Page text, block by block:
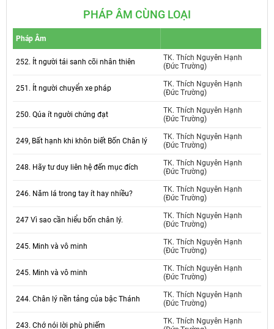
PHÁP ÂM CÙNG LOẠI
Pháp Âm
252. Ít người tái sanh cõi nhân thiên
TK. Thích Nguyên Hạnh
(Đức Trường)
251. Ít người chuyển xe pháp
TK. Thích Nguyên Hạnh
(Đức Trường)
250. Qúa ít người chứng đạt
TK. Thích Nguyên Hạnh
(Đức Trường)
249, Bất hạnh khi khôn biết Bốn Chân lý
TK. Thích Nguyên Hạnh
(Đức Trường)
248. Hãy tư duy liên hệ đến mục đích
TK. Thích Nguyên Hạnh
(Đức Trường)
246. Năm lá trong tay ít hay nhiều?
TK. Thích Nguyên Hạnh
(Đức Trường)
247 Vì sao cần hiểu bốn chân lý.
TK. Thích Nguyên Hạnh
(Đức Trường)
245. Minh và vô minh
TK. Thích Nguyên Hạnh
(Đức Trường)
245. Minh và vô minh
TK. Thích Nguyên Hạnh
(Đức Trường)
244. Chân lý nền tảng của bậc Thánh
TK. Thích Nguyên Hạnh
(Đức Trường)
243. Chớ nói lời phù phiếm
TK. Thích Nguyên Hạnh